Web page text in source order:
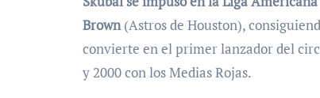
Brown(Astros de Houston),
convierte en el primer lanzador del
y 2000 con los Medias Rojas.